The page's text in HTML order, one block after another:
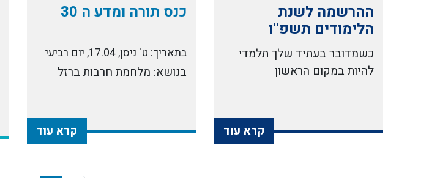
ההרשמה לשנת
הלימודים תשפ''ו
בעיצומה
כשמדובר בעתיד שלך תלמדי
להיות במקום הראשון
קרא עוד
כנס תורה ומדע ה 30
בתאריך: ט' ניסן, 17.04, יום רביעי
בנושא: מלחמת חרבות ברזל
קרא עוד